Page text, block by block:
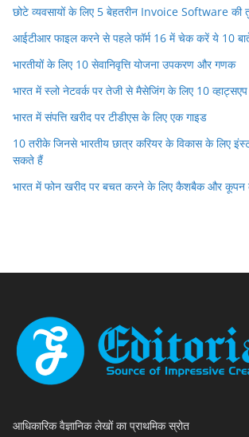
छोटे व्यवसायों के लिए 5 बेहतरीन Invoice Software की
आईटीआर फाइल करने से पहले फॉर्म 16 में चेक करें ये 10
भारतीयों के लिए 10 सेवानिवृत्ति योजना उपकरण और गणक
भारत में स्लो नेटवर्क पर तेजी से मैसेजिंग के लिए 10
भारत में संपत्ति खरीद पर टीडीएस के लिए एक गाइड
10 तरीके जिनसे भारतीय छात्र करियर के विकास के लिए
सकते हैं
भारत में फोन खरीद पर बचत करने के लिए कैशबैक और कूपन
आधिकारिक वैज्ञानिक लेखों का प्राथमिक स्रोत